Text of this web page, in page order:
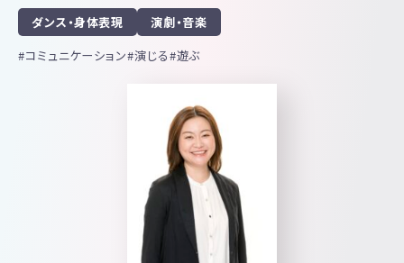
ダンス・身体表現
演劇・音楽
コミュニケーション 演じる 遊ぶ